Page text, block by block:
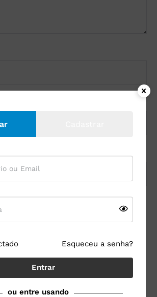
Akismet para reduzir spam.
em comentários são processados
Esqueceu a senha?
Entrar
ou entre usando